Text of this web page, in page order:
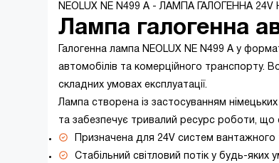
NEOLUX NE N499 A - ЛАМПА ГАЛОГЕННА 24V
Лампа галогенна
Галогенна лампа NEOLUX NE N499 A у
автомобілів та комерційного транспорту.
складних умовах експлуатації.
Лампа створена із застосуванням
та забезпечує тривалий ресурс роботи,
Призначена для 24V систем вантажного
Стабільний світловий потік у будь-яких